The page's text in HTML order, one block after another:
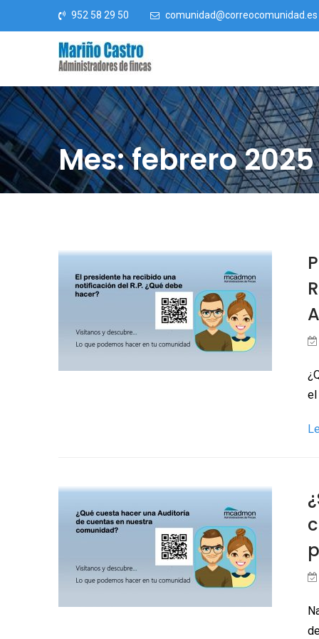
Saltar al contenido952 58 29 50 comunidad@correocomunidad.es
Mes: febrero 2025
el